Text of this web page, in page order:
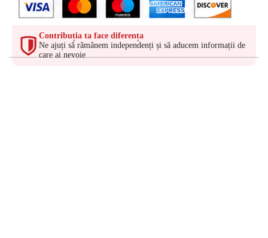
Contribuția ta face diferența
Ne ajuți să rămânem independenți și să aducem informații de
care ai nevoie